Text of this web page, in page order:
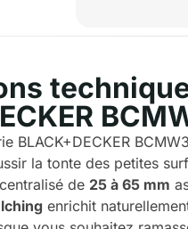
BLACK+DECKER
la tonte des petites
de 25 à 65 mm
enrichit